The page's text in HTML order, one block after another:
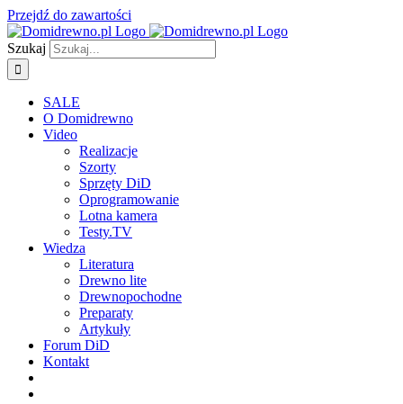
Przejdź do zawartości
Szukaj
SALE
O Domidrewno
Video
Realizacje
Szorty
Sprzęty DiD
Oprogramowanie
Lotna kamera
Testy.TV
Wiedza
Literatura
Drewno lite
Drewnopochodne
Preparaty
Artykuły
Forum DiD
Kontakt